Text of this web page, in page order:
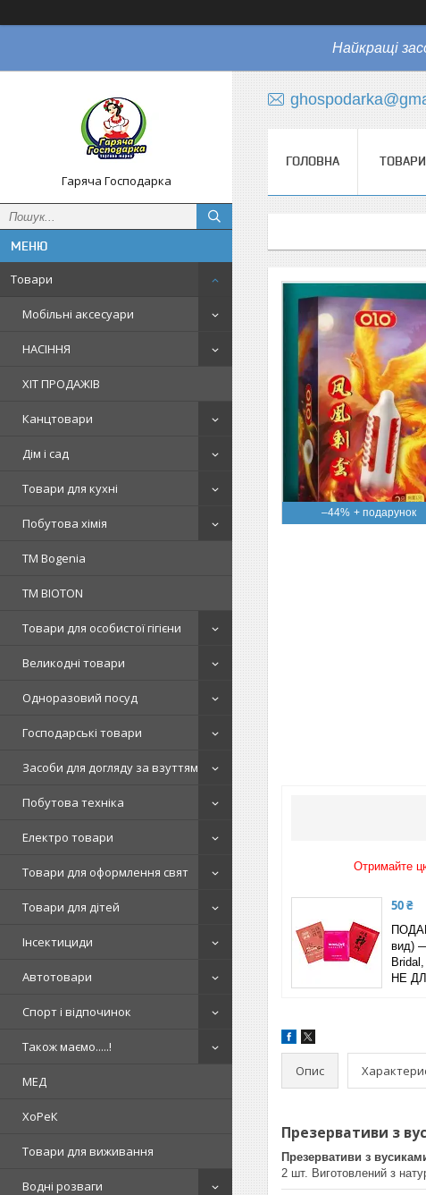
Найкращі
Гаряча Господарка
Товари
Мобільні аксесуари
НАСІННЯ
ХІТ ПРОДАЖІВ
Канцтовари
Дім і сад
Товари для кухні
Побутова хімія
ТМ Bogenia
ТМ BIOTON
Товари для особистої гігієни
Великодні товари
Одноразовий посуд
Господарські товари
Засоби для догляду за взуттям
Побутова техніка
Електро товари
Товари для оформлення свят
Товари для дітей
Інсектициди
Автотовари
Спорт і відпочинок
Також маємо.....!
МЕД
ХоРеК
Товари для виживання
Водні розваги
ГОЛОВНА ТОВАРИ
–44%
Отримайте
50 ₴
вид)
НЕ
Опис
Презервативи з
Презервативи з
2 шт. Виготовлений з